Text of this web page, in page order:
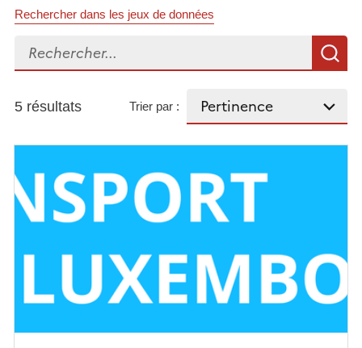
Rechercher dans les jeux de données
Rechercher...
5 résultats Trier par :